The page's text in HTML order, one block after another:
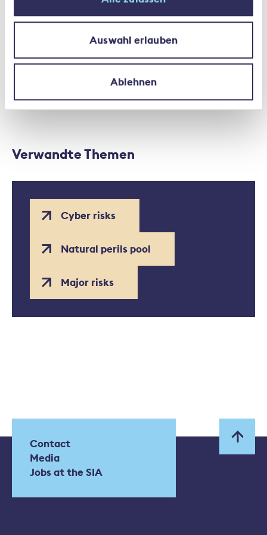
Auswahl erlauben
Ablehnen
Verwandte Themen
Cyber risks
Natural perils pool
Major risks
Contact
Media
Jobs at the SIA